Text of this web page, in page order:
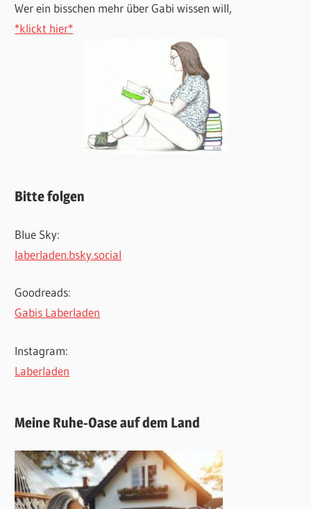
Wer ein bisschen mehr über Gabi wissen will,
*klickt hier*
Bitte folgen
Blue Sky:
laberladen.bsky.social
Goodreads:
Gabis Laberladen
Instagram:
Laberladen
Meine Ruhe-Oase auf dem Land